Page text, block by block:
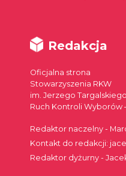
Redakcja
Oficjalna strona
Stowarzyszenia RKW
im. Jerzego Targalskiego
Ruch Kontroli Wyborów
Redaktor naczelny -
Kontakt do redakcji:
Redaktor dyżurny -